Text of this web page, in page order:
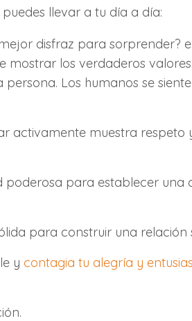
puedes llevar a tu día a día:
disfraz para sorprender?
mostrar los verdaderos
Los humanos se
activamente muestra respeto
para establecer una
para construir una relación
y contagia tu alegría y